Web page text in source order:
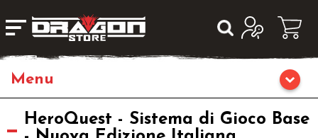
Giochi da Tavolo
HeroQuest - Sistema di Gioco Base